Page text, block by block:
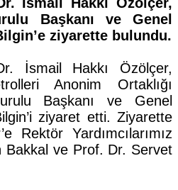
Başkanı ve Genel
ziyarette bulundu.
İsmail Hakkı Özölçer,
Anonim Ortaklığı
Başkanı ve Genel
ziyaret etti. Ziyarette
Rektör Yardımcılarımız
Bakkal ve Prof. Dr. Servet